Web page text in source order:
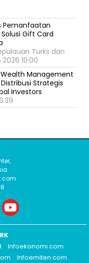
Pemanfaatan
Gift Card
Turks dan
10:00
Wealth Management
Strategis
Investors
Infoekonomi.com
Infoemiten.com